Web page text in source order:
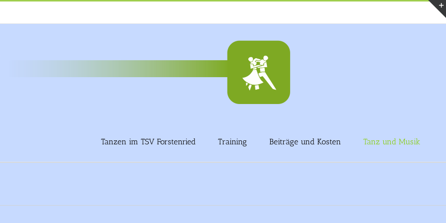
Tanzen im TSV Forstenried Training Beiträge und Kosten Tanz und Musik